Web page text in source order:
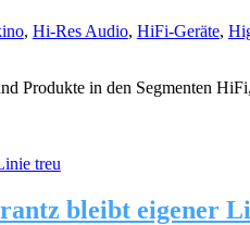
, Hi-Res Audio, HiFi-Geräte,
Produkte in den Segmenten
bleibt eigener